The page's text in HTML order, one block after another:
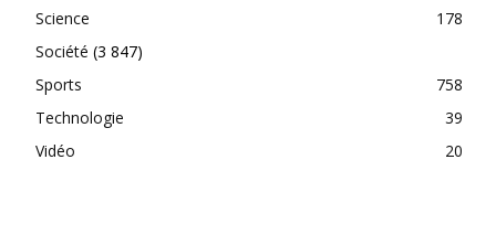
Science
178
Société (3 847)
Sports
758
Technologie
39
Vidéo
20